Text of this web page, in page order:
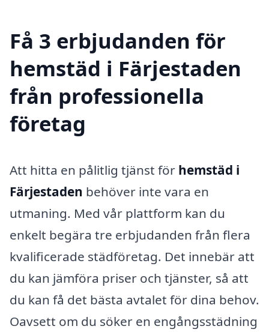
Få 3 erbjudanden för
hemstäd i Färjestaden
från professionella
företag
Att hitta en pålitlig tjänst för hemstäd i
Färjestaden behöver inte vara en
utmaning. Med vår plattform kan du
enkelt begära tre erbjudanden från flera
kvalificerade städföretag. Det innebär att
du kan jämföra priser och tjänster, så att
du kan få det bästa avtalet för dina behov.
Oavsett om du söker en engångsstädning